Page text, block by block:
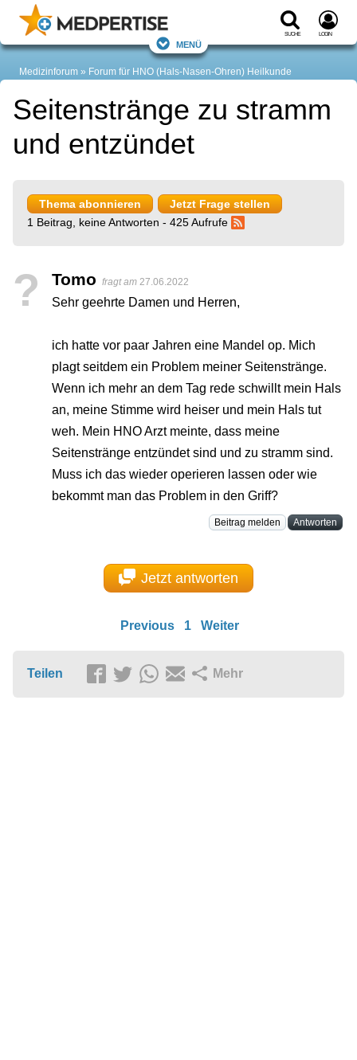
Suche Login
Menü
Medizinforum Forum für HNO (Hals-Nasen-Ohren) Heilkunde
Seitenstränge zu stramm
und entzündet
Thema abonnieren
Jetzt Frage stellen
1 Beitrag, keine Antworten - 425 Aufrufe
? Tomo fragt am 27.06.2022
Sehr geehrte Damen und Herren,
ich hatte vor paar Jahren eine Mandel op. Mich
plagt seitdem ein Problem meiner Seitenstränge.
Wenn ich mehr an dem Tag rede schwillt mein Hals
an, meine Stimme wird heiser und mein Hals tut
weh. Mein HNO Arzt meinte, dass meine
Seitenstränge entzündet sind und zu stramm sind.
Muss ich das wieder operieren lassen oder wie
bekommt man das Problem in den Griff?
Beitrag melden Antworten
Jetzt antworten
Previous 1 Weiter
Teilen Mehr